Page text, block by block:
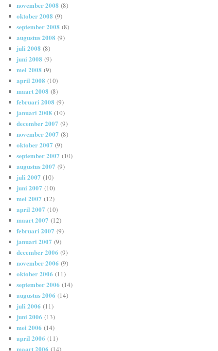
november 2008 (8)
oktober 2008 (9)
september 2008 (8)
augustus 2008 (9)
juli 2008 (8)
juni 2008 (9)
mei 2008 (9)
april 2008 (10)
maart 2008 (8)
februari 2008 (9)
januari 2008 (10)
december 2007 (9)
november 2007 (8)
oktober 2007 (9)
september 2007 (10)
augustus 2007 (9)
juli 2007 (10)
juni 2007 (10)
mei 2007 (12)
april 2007 (10)
maart 2007 (12)
februari 2007 (9)
januari 2007 (9)
december 2006 (9)
november 2006 (9)
oktober 2006 (11)
september 2006 (14)
augustus 2006 (14)
juli 2006 (11)
juni 2006 (13)
mei 2006 (14)
april 2006 (11)
maart 2006 (14)